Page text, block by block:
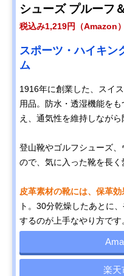
シューズ プルーフ
税込み1,219円（Amazon）
スポーツ・ハイキン
ム
1916年に創業した、スイ
用品。防水・透湿機能を
え、通気性を維持しながら
登山靴やゴルフシューズ
ので、気に入った靴を長く
皮革素材の靴には、保革効
ト。30分乾燥したあとに
するのが上手なやり方です
楽天